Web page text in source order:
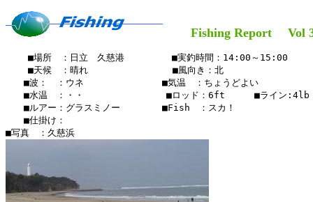
Fishing Report Vol
    ■場所　：日立　久慈港　　　　  ■実釣時間：14:00～15:00
    ■天候　：晴れ　　   　    　　■風向き：北
■波：　：ウネ　　　　　　　 　■気温　：ちょうどよい
■水温　：・・ 　　　　  　  　■ロッド：6ft　  　■ライン:4lb
■ルアー：グラスミノー　　　　 ■Fish　：スカ！
■仕掛け：